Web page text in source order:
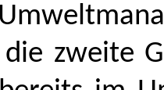
zweite